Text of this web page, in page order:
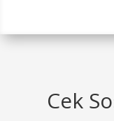
Cek